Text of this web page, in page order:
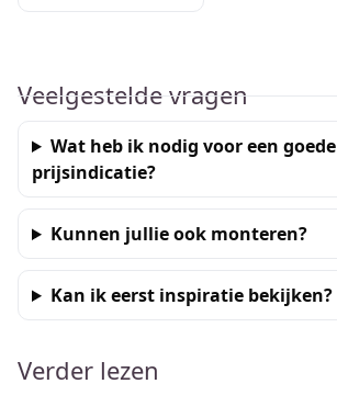
Veelgestelde vragen
Wat heb ik nodig voor een goede
prijsindicatie?
Kunnen jullie ook monteren?
Kan ik eerst inspiratie bekijken?
Verder lezen